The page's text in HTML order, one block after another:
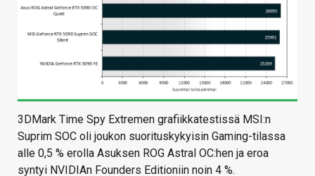
3DMark Time Spy Extremen grafiikkatestissä MSI:n
Suprim SOC oli joukon suorituskykyisin Gaming-tilassa
alle 0,5 % erolla Asuksen ROG Astral OC:hen ja eroa
syntyi NVIDIAn Founders Editioniin noin 4 %.